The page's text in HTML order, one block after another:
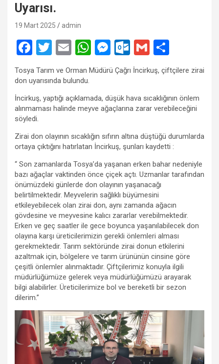
Uyarısı.
19 Mart 2025 admin
F
a
ce
b
o
o
k
T
wi
tt
er
E
ail
W
h
at
s
A
p
M
es
se
n
g
O
ut
lo
o
k.
o
m
G
ail
h
ar
e
Tosya Tarım ve Orman Müdürü Çağrı İncirkuş, çiftçilere zirai
don uyarısında bulundu.
İncirkuş, yaptığı açıklamada, düşük hava sıcaklığının önlem
alınmaması halinde meyve ağaçlarına zarar verebileceğini
söyledi.
Zirai don olayının sıcaklığın sıfırın altına düştüğü durumlarda
ortaya çıktığını hatırlatan İncirkuş, şunları kaydetti :
“ Son zamanlarda Tosya’da yaşanan erken bahar nedeniyle
bazı ağaçlar vaktinden önce çiçek açtı. Uzmanlar tarafından
önümüzdeki günlerde don olayının yaşanacağı
belirtilmektedir. Meyvelerin sağlıklı büyümesini
etkileyebilecek olan zirai don, aynı zamanda ağacın
gövdesine ve meyvesine kalıcı zararlar verebilmektedir.
Erken ve geç saatler ile gece boyunca yaşanılabilecek don
olayına karşı üreticilerimizin gerekli önlemleri alması
gerekmektedir. Tarım sektöründe zirai donun etkilerini
azaltmak için, bölgelere ve tarım ürününün cinsine göre
çeşitli önlemler alınmaktadır. Çiftçilerimiz konuyla ilgili
müdürlüğümüze gelerek veya müdürlüğümüzü arayarak
bilgi alabilirler. Üreticilerimize bol ve bereketli bir sezon
dilerim.”